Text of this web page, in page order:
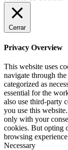
Cerrar
Privacy Overview
This website uses
navigate through
categorized as
essential for the
also use third-party
you use this
only with your
cookies. But opting
browsing
Necessary